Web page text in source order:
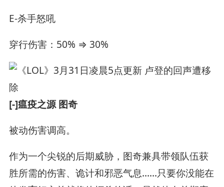
E-杀手怒吼
穿行伤害：50% ⇒ 30%
[-]瘟疫之源 图奇
被动伤害调高。
作为一个尖锐的后期威胁，图奇兼具带领队伍获
胜所需的伤害、诡计和邪恶气息……只要你没能在